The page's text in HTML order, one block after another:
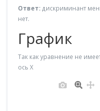
Ответ: дискриминант
нет.
График
Так как уравнение не
ось X